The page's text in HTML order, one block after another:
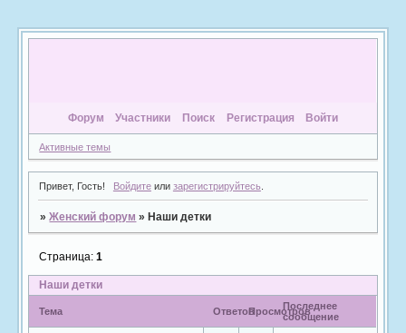
Форум Участники Поиск Регистрация Войти
Активные темы
Привет, Гость! Войдитеили зарегистрируйтесь.
»Женский форум » Наши детки
Наши детки
Страница:1
Тема ОтветовПросмотровПоследнее
сообщение